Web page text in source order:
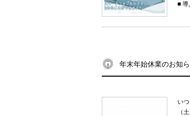
■ 導
年末年始休業のお知
い
（